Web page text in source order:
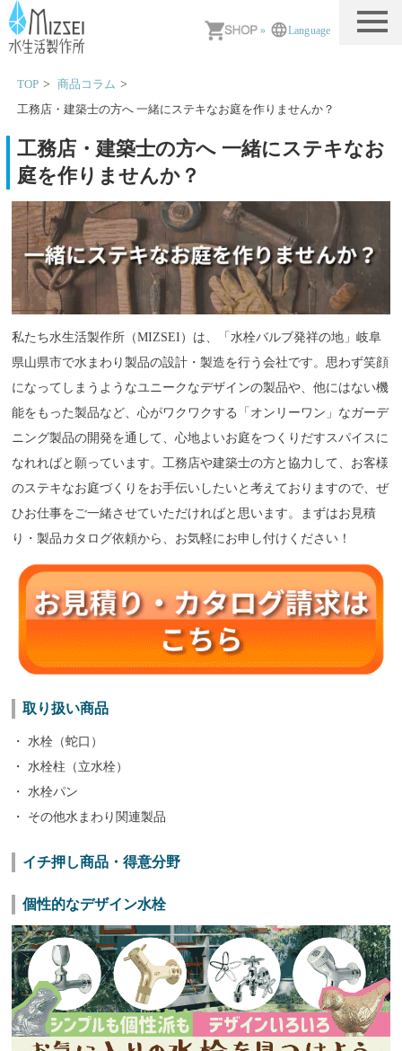
» Language
TOP
商品コラム
工務店・建築士の方へ 一緒にステキなお庭を作りませんか？
工務店・建築士の方へ 一緒にステキなお
庭を作りませんか？
私たち水生活製作所（MIZSEI）は、「水栓バルブ発祥の地」岐阜
県山県市で水まわり製品の設計・製造を行う会社です。思わず笑顔
になってしまうようなユニークなデザインの製品や、他にはない機
能をもった製品など、心がワクワクする「オンリーワン」なガーデ
ニング製品の開発を通して、心地よいお庭をつくりだすスパイスに
なれればと願っています。工務店や建築士の方と協力して、お客様
のステキなお庭づくりをお手伝いしたいと考えておりますので、ぜ
ひお仕事をご一緒させていただければと思います。まずはお見積
り・製品カタログ依頼から、お気軽にお申し付けください！
取り扱い商品
・ 水栓（蛇口）
・ 水栓柱（立水栓）
・ 水栓パン
・ その他水まわり関連製品
イチ押し商品・得意分野
個性的なデザイン水栓